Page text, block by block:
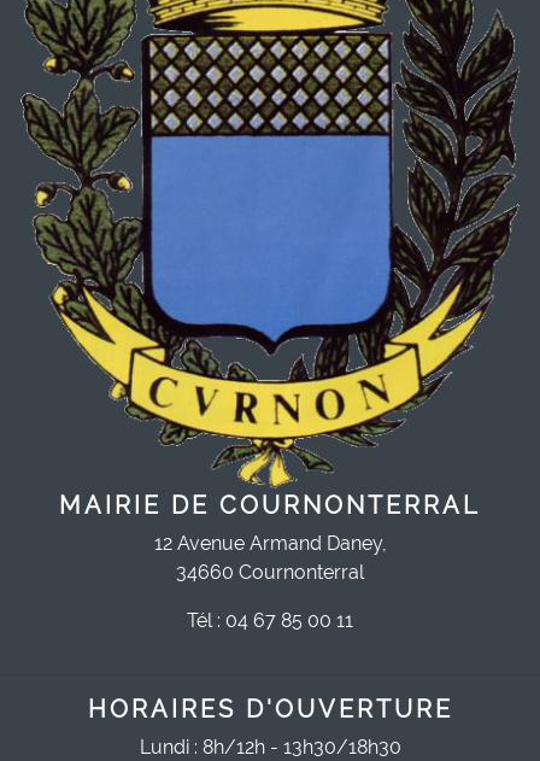
MAIRIE DE COURNONTERRAL
12 Avenue Armand Daney,
34660 Cournonterral
Tél : 04 67 85 00 11
HORAIRES D'OUVERTURE
Lundi : 8h/12h - 13h30/18h30